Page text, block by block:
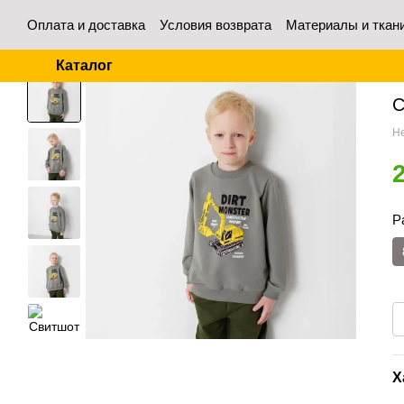
Оплата и доставка Условия возврата
Материалы и
Каталог